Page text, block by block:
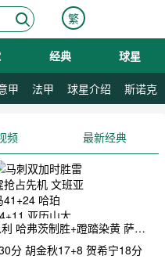
繁
经典 球星
甲 法甲 球星介绍 斯诺克
频 最新经典
茨制胜+蹬踏染黄 萨卡献助攻
分 胡金秋17+8 贺希宁18分